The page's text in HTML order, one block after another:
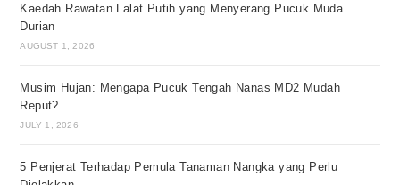
Kaedah Rawatan Lalat Putih yang Menyerang Pucuk Muda
Durian
AUGUST 1, 2026
Musim Hujan: Mengapa Pucuk Tengah Nanas MD2 Mudah
Reput?
JULY 1, 2026
5 Penjerat Terhadap Pemula Tanaman Nangka yang Perlu